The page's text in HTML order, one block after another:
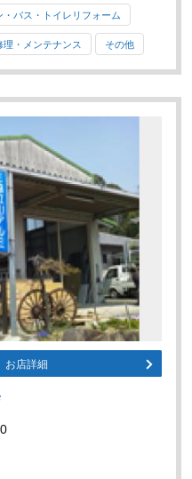
・バス・トイレリフォーム
・メンテナンス その他
お店詳細